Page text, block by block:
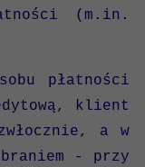
(m.in.
płatności
klient
a w
- przy